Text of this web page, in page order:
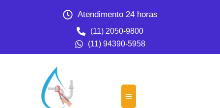
Atendimento 24 horas
(11) 2050-9800
(11) 94390-5958